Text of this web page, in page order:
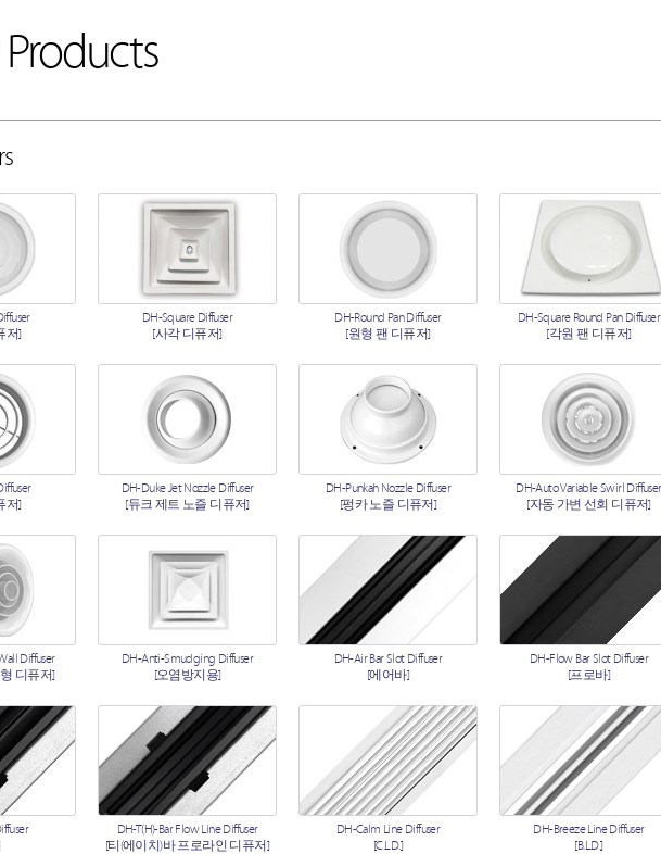
저]
DH-Square Diffuser
[사각 디퓨저]
DH-Round Pan Diffuser
[원형 팬 디퓨저]
DH-Square Round Pan Diffuser
[각원 팬 디퓨저]
저]
DH-Duke Jet Nozzle Diffuser
[듀크 제트 노즐 디퓨저]
DH-Punkah Nozzle Diffuser
[펑카 노즐 디퓨저]
DH-Auto Variable Swirl Diffuser
[자동 가변 선회 디퓨저]
Diffuser
디퓨저]
DH-Anti-Smudging Diffuser
[오염방지용]
DH-Air Bar Slot Diffuser
[에어바]
DH-Flow Bar Slot Diffuser
[프로바]
DH-T(H)-Bar Flow Line Diffuser
[티(에이치)바 프로라인 디퓨저]
DH-Calm Line Diffuser
[C.L.D.]
DH-Breeze Line Diffuser
[B.L.D.]